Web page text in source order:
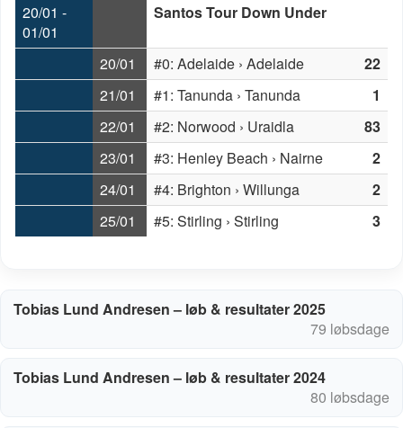
20/01 -
01/01
Santos Tour Down Under
20/01 #0: Adelaide › Adelaide
22
21/01
#1: Tanunda › Tanunda
1
22/01
#2: Norwood › Uraidla
83
23/01
#3: Henley Beach › Nairne
2
24/01
#4: Brighton › Willunga
2
25/01
#5: Stirling › Stirling 3
Tobias Lund Andresen – løb & resultater 2025
79 løbsdage
Tobias Lund Andresen – løb & resultater 2024
80 løbsdage